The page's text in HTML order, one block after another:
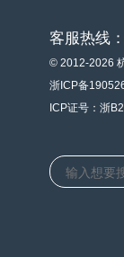
客服热线
© 2012-2026
浙ICP备
ICP证号：浙